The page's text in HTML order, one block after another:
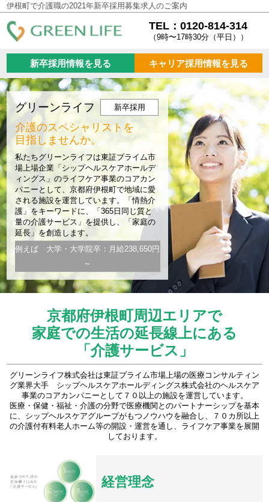
伊根町で介護職の2021年新卒採用募集求人のご案内
TEL：0120-814-314
（9時〜17時30分（平日））
新卒採用情報を見る キャリア採用情報を見る
グリーンライフ 新卒採用
介護のスペシャリストを
目指しませんか。
私たちグリーンライフは東証プライム市
場上場企業「シップヘルスケアホールデ
ィングス」のライフケア事業のコアカン
パニーとして、京都府伊根町で地域に愛
される施設を運営しています。「情熱介
護」をキーワードに、「365日同じ質と
量の介護サービス」を提供し、「家庭の
延長」を創造します。
例えば 大学・大学院卒：月給238,650円
～
京都府伊根町周辺エリアで
家庭での生活の延長線上にある
「介護サービス」
グリーンライフ株式会社は東証プライム市場上場の医療コンサルティン
グ業界大手 シップヘルスケアホールディングス株式会社のヘルスケア
事業のコアカンパニーとして７０以上の施設を運営しています。
医療・保健・福祉・介護の分野で医療機関とのパートナーシップを基本
に、シップヘルスケアグループがもつノウハウを融合し、７０カ所以上
の介護付有料老人ホーム等の開設・運営を通し、ライフケア事業を展開
しております。
経営理念